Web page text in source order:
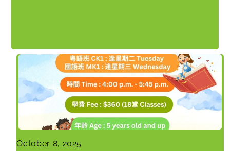
October 8, 2025